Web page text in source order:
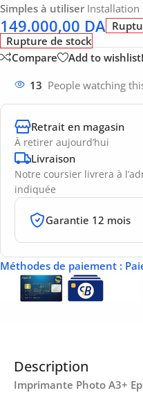
Simples à utiliser Installation
149.000,00 DA
Rupture de stock
Compare
Add to wishlist
13 People watching
Retrait en magasin
À retirer aujourd’hui
Livraison
Notre coursier livrera à
indiquée
Garantie 12 mois
Méthodes de paiement :
Description
Imprimante Photo A3+